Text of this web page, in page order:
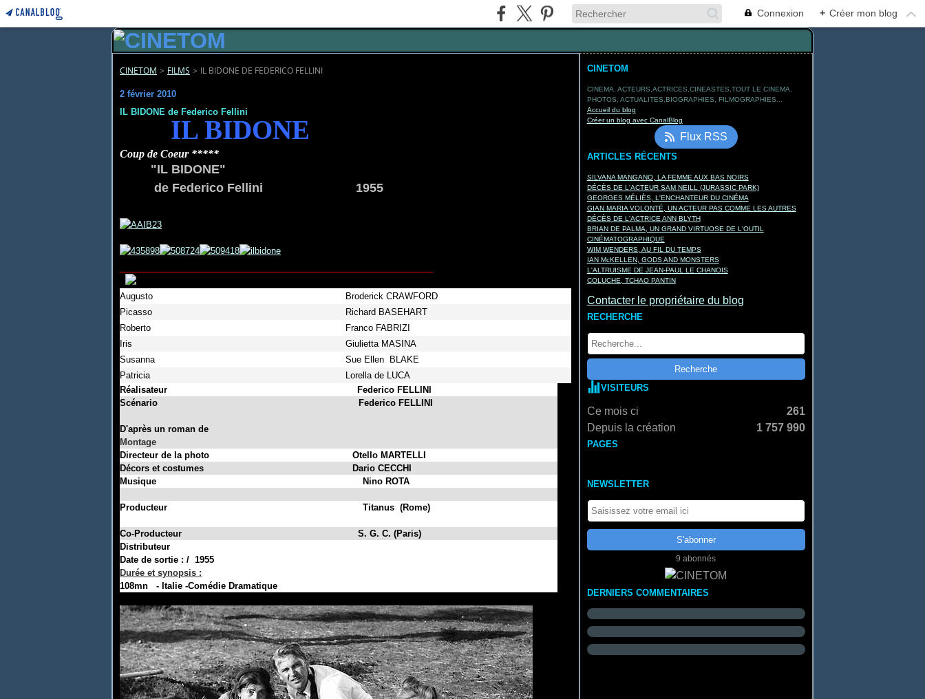
Connexion + Créer mon blog
CINETOM > FILMS > IL BIDONE DE FEDERICO FELLINI
2 février 2010
IL BIDONE de Federico Fellini
IL BIDONE
Coup de Coeur *****
"IL BIDONE"
de Federico Fellini 1955
Augusto
Broderick CRAWFORD
Picasso
Richard BASEHART
Roberto
Franco FABRIZI
Iris
Giulietta MASINA
Susanna
Sue Ellen BLAKE
Patricia
Lorella de LUCA
Réalisateur Federico FELLINI
Scénario
Federico FELLINI
D'après un roman de
Montage
Directeur de la photo Otello MARTELLI
Décors et costumes
Dario CECCHI
Musique Nino ROTA
Producteur Titanus (Rome)
Co-Producteur S. G. C. (Paris)
Distributeur
Date de sortie : / 1955
Durée et synopsis :
108mn - Italie -Comédie Dramatique
CINETOM
CINEMA, ACTEURS,ACTRICES,CINEASTES,TOUT LE CINEMA,
PHOTOS, ACTUALITES,BIOGRAPHIES, FILMOGRAPHIES...
Accueil du blog
Créer un blog avec CanalBlog
Flux RSS
ARTICLES RÉCENTS
SILVANA MANGANO, LA FEMME AUX BAS NOIRS
DÉCÈS DE L'ACTEUR SAM NEILL (JURASSIC PARK)
GEORGES MÉLIÈS, L'ENCHANTEUR DU CINÉMA
GIAN MARIA VOLONTÉ, UN ACTEUR PAS COMME LES AUTRES
DÉCÈS DE L'ACTRICE ANN BLYTH
BRIAN DE PALMA, UN GRAND VIRTUOSE DE L'OUTIL
CINÉMATOGRAPHIQUE
WIM WENDERS, AU FIL DU TEMPS
IAN McKELLEN, GODS AND MONSTERS
L'ALTRUISME DE JEAN-PAUL LE CHANOIS
COLUCHE, TCHAO PANTIN
Contacter le propriétaire du blog
RECHERCHE
VISITEURS
Ce mois ci
261
Depuis la création
1 757 990
PAGES
NEWSLETTER
9 abonnés
DERNIERS COMMENTAIRES